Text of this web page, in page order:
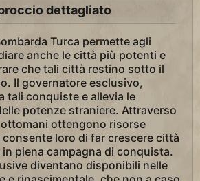
dettagliato
Turca permette agli
anche le città più potenti e
che tali città restino sotto il
Il governatore esclusivo,
tali conquiste e allevia le
potenze straniere. Attraverso
ottomani ottengono risorse
loro di far crescere città
piena campagna di conquista.
diventano disponibili nelle